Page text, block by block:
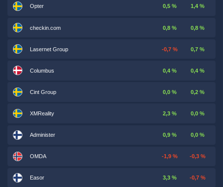
Opter 0,5 % 1,4 %
checkin.com 0,8 % 0,8 %
Lasernet Group -0,7 % 0,7 %
Columbus 0,4 % 0,4 %
Cint Group 0,0 % 0,2 %
XMReality 2,3 % 0,0 %
Administer 0,9 % 0,0 %
OMDA -1,9 % -0,3 %
Easor 3,3 % -0,7 %